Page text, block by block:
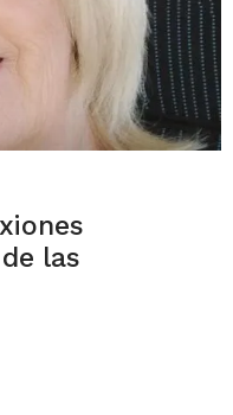
las